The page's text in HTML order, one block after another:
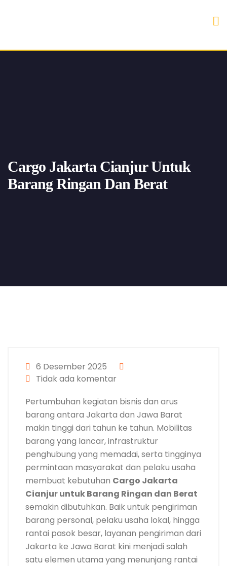
Cargo Jakarta Cianjur Untuk
Barang Ringan Dan Berat
6 Desember 2025
Tidak ada komentar
Pertumbuhan kegiatan bisnis dan arus
barang antara Jakarta dan Jawa Barat
makin tinggi dari tahun ke tahun. Mobilitas
barang yang lancar, infrastruktur
penghubung yang memadai, serta tingginya
permintaan masyarakat dan pelaku usaha
membuat kebutuhan Cargo Jakarta
Cianjur untuk Barang Ringan dan Berat
semakin dibutuhkan. Baik untuk pengiriman
barang personal, pelaku usaha lokal, hingga
rantai pasok besar, layanan pengiriman dari
Jakarta ke Jawa Barat kini menjadi salah
satu elemen utama yang menunjang rantai